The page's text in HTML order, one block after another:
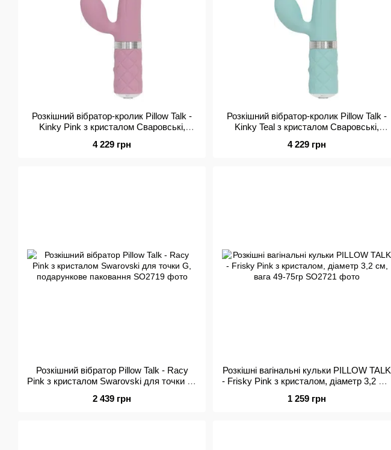
Розкішний вібратор-кролик Pillow Talk -
Kinky Pink з кристалом Сваровські,
4 229 грн
Розкішний вібратор-кролик Pillow Talk -
Kinky Teal з кристалом Сваровські,
4 229 грн
Розкішний вібратор Pillow Talk - Racy
Pink з кристалом Swarovski для точки G,
2 439 грн
Розкішні вагінальні кульки PILLOW TALK
- Frisky Pink з кристалом, діаметр 3,2 см,
1 259 грн